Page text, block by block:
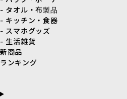
- タオル・布製品
- キッチン・食器
- スマホグッズ
- 生活雑貨
新商品
ランキング